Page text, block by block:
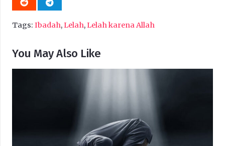
Tags: Ibadah,Lelah,Lelah karena Allah
You May Also Like